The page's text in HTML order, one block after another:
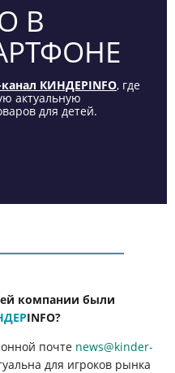
В
КИНДЕРINFO, где
актуальную
для детей.
компании были
INFO?
почте news@kinder-
для игроков рынка